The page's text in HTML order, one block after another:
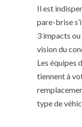
Il est
pare-brise
3 impacts ou
vision du
Les équipes
tiennent à
type de